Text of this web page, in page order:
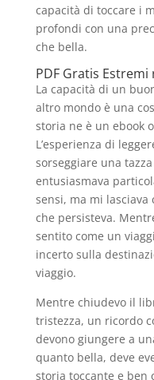
capacità di toccare i
profondi con una
che bella.
PDF Gratis Estremi
La capacità di un
altro mondo è una
storia ne è un ebook
L’esperienza di
sorseggiare una
entusiasmava
sensi, ma mi
che persisteva.
sentito come un
incerto sulla
viaggio.
Mentre chiudevo il
tristezza, un ricordo
devono giungere a
quanto bella, deve
storia toccante e ben